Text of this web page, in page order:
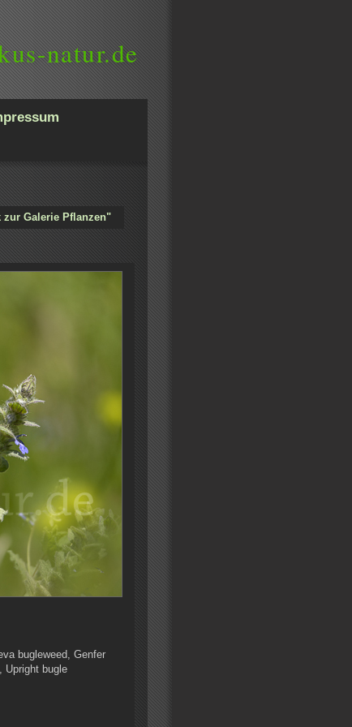
natur.de
zur Galerie Pflanzen"
bugleweed, Genfer
Upright bugle